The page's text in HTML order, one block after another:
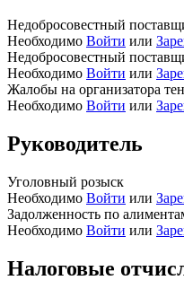
Недобросовестный
Необходимо Войти или
Недобросовестный
Необходимо Войти или
Жалобы на организатора
Необходимо Войти или
Руководитель
Уголовный розыск
Необходимо Войти или
Задолженность по
Необходимо Войти или
Налоговые